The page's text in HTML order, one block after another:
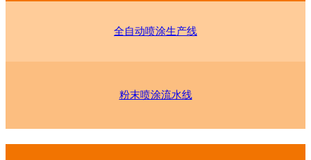
全自动喷涂生产线
粉末喷涂流水线